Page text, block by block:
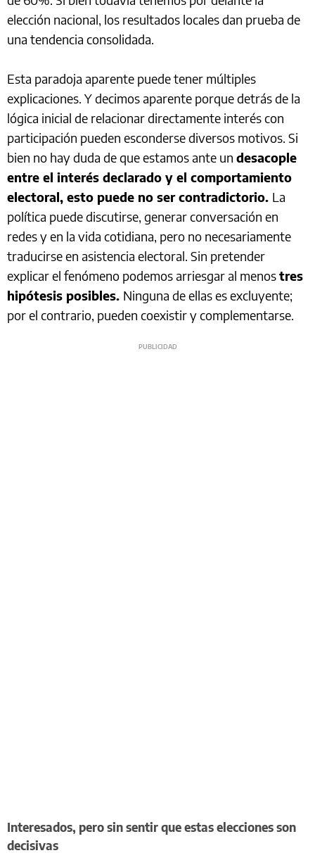
elección nacional, los resultados locales dan prueba de
una tendencia consolidada.
Esta paradoja aparente puede tener múltiples
explicaciones. Y decimos aparente porque detrás de la
lógica inicial de relacionar directamente interés con
participación pueden esconderse diversos motivos. Si
bien no hay duda de que estamos ante un desacople
entre el interés declarado y el comportamiento
electoral, esto puede no ser contradictorio. La
política puede discutirse, generar conversación en
redes y en la vida cotidiana, pero no necesariamente
traducirse en asistencia electoral. Sin pretender
explicar el fenómeno podemos arriesgar al menostres
hipótesis posibles. Ninguna de ellas es excluyente;
por el contrario, pueden coexistir y complementarse.
Interesados, pero sin sentir que estas elecciones son
decisivas